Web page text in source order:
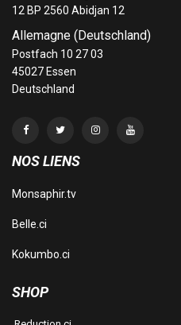
12 BP 2560 Abidjan 12
Allemagne (Deutschland)
Postfach 10 27 03
45027 Essen
Deutschland
NOS LIENS
Monsaphir.tv
Belle.ci
Kokumbo.ci
SHOP